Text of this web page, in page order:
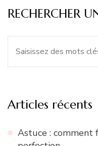
RECHERCHER
Articles récents
Astuce : comment